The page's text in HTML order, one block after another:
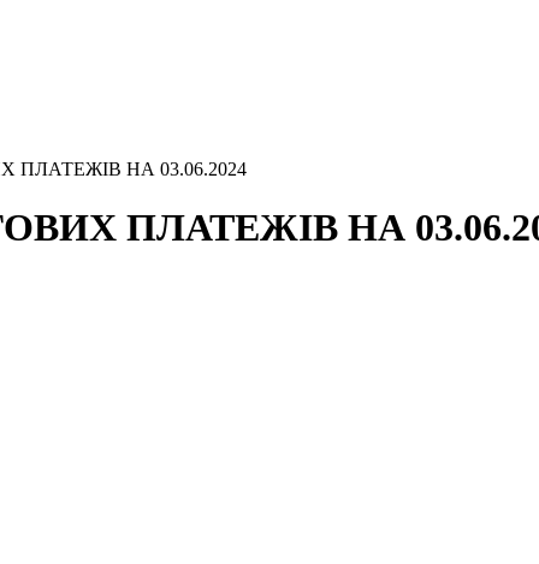
НА 03.06.2024
ПЛАТЕЖІВ НА